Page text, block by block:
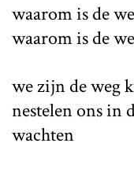
waarom is de
waarom is de
we zijn de weg
nestelen ons in
wachten